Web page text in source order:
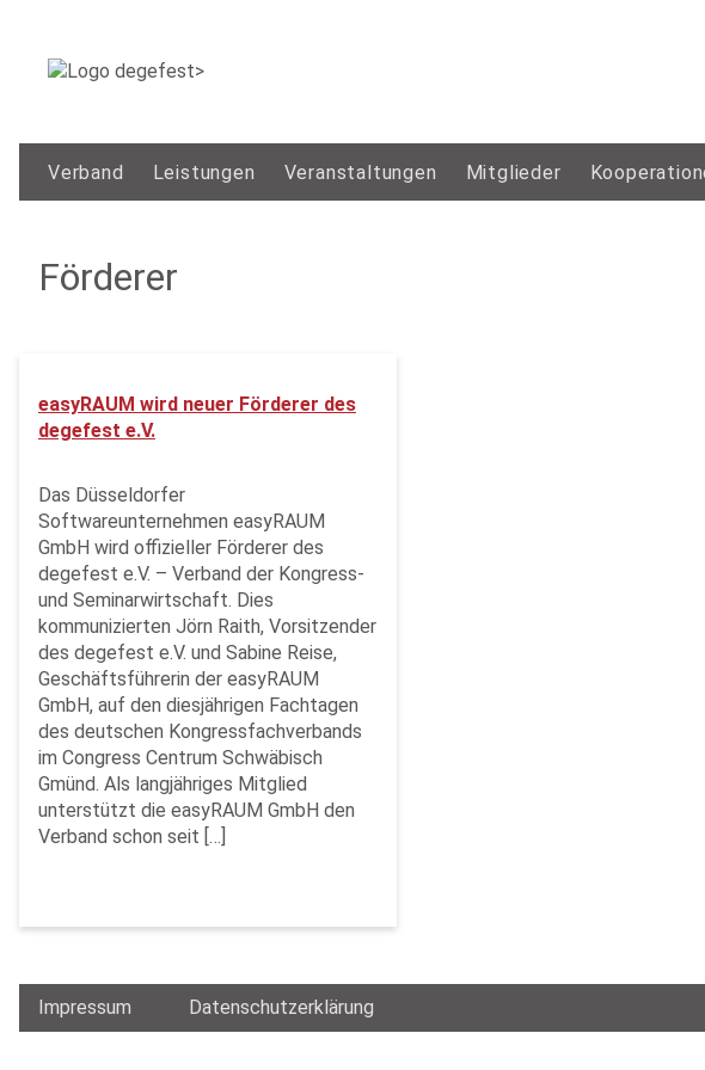
Verband Leistungen Veranstaltungen Mitglieder
Förderer
easyRAUM wird neuer Förderer des
degefest e.V.
Das Düsseldorfer
Softwareunternehmen easyRAUM
GmbH wird offizieller Förderer des
degefest e.V. – Verband der Kongress-
und Seminarwirtschaft. Dies
kommunizierten Jörn Raith, Vorsitzender
des degefest e.V. und Sabine Reise,
Geschäftsführerin der easyRAUM
GmbH, auf den diesjährigen Fachtagen
des deutschen Kongressfachverbands
im Congress Centrum Schwäbisch
Gmünd. Als langjähriges Mitglied
unterstützt die easyRAUM GmbH den
Verband schon seit […]
Impressum Datenschutzerklärung